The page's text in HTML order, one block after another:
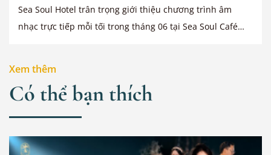
Sea Soul Hotel trân trọng giới thiệu chương trình âm
nhạc trực tiếp mỗi tối trong tháng 06 tại Sea Soul Café
Xem thêm
Có thể bạn thích